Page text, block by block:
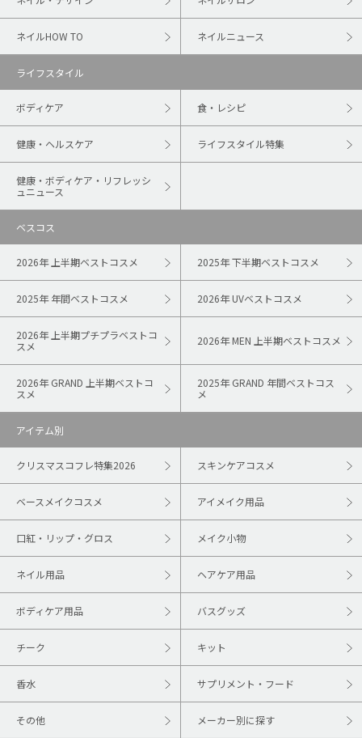
ネイルHOW TO ネイルニュース
ライフスタイル
ボディケア 食・レシピ
健康・ヘルスケア ライフスタイル特集
健康・ボディケア・リフレッシ
ュニュース
ベスコス
2026年 上半期ベストコスメ 2025年 下半期ベストコスメ
2025年 年間ベストコスメ 2026年 UVベストコスメ
2026年 上半期プチプラベストコ
スメ
2026年 MEN 上半期ベストコスメ
2026年 GRAND 上半期ベストコ
スメ
2025年 GRAND 年間ベストコス
メ
アイテム別
クリスマスコフレ特集2026 スキンケアコスメ
ベースメイクコスメ アイメイク用品
口紅・リップ・グロス メイク小物
ネイル用品 ヘアケア用品
ボディケア用品 バスグッズ
チーク キット
香水 サプリメント・フード
その他 メーカー別に探す